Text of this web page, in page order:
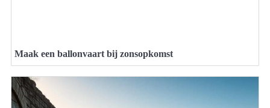
Maak een ballonvaart bij zonsopkomst